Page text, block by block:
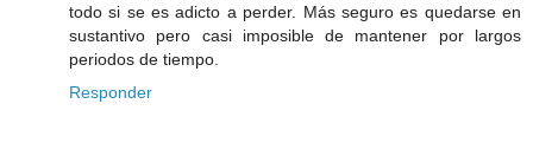
todo si se es adicto a perder. Más seguro es quedarse en
sustantivo pero casi imposible de mantener por largos
periodos de tiempo.
Responder